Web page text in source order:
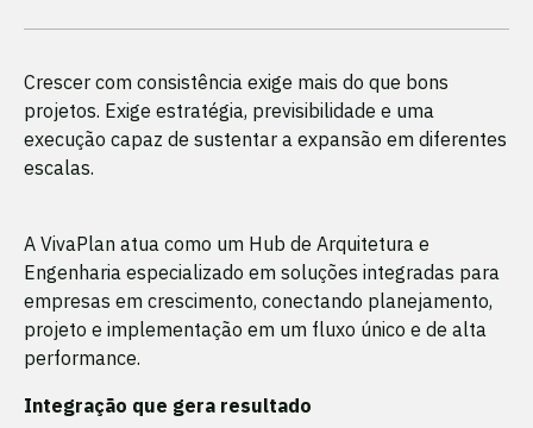
Crescer com consistência exige mais do que bons
projetos. Exige estratégia, previsibilidade e uma
execução capaz de sustentar a expansão em diferentes
escalas.
A VivaPlan atua como um Hub de Arquitetura e
Engenharia especializado em soluções integradas para
empresas em crescimento, conectando planejamento,
projeto e implementação em um fluxo único e de alta
performance.
Integração que gera resultado